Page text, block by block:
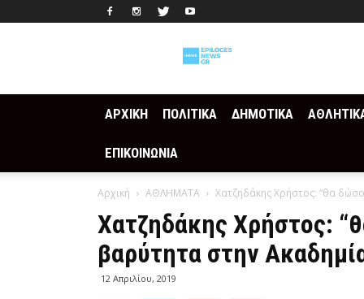
ΑΡΧΙΚΗ ΠΟΛΙΤΙΚΑ ΔΗΜΟΤΙΚΑ
ΕΠΙΚΟΙΝΩΝΙΑ
Αρχική ΑΘΛΗΜΑΤΑ Χατζηδάκης Χρήστος: “θα
Χατζηδάκης Χρήστος:
βαρύτητα στην
12 Απριλίου, 2019